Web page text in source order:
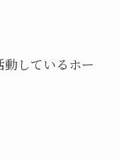
しているホー